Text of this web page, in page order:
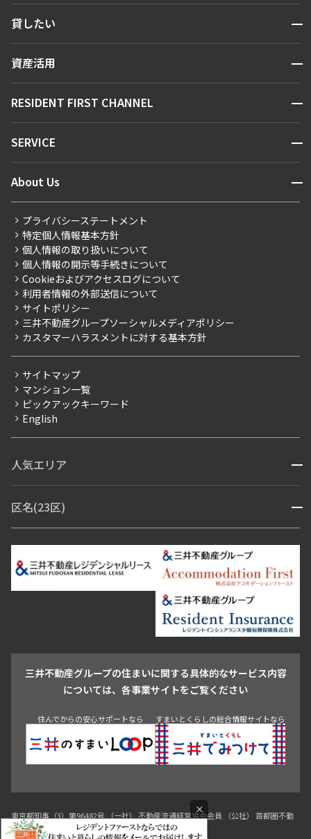
人気エリアから探す
新着情報から探す
新着募集情報
こだわりから探す
こだわり一覧
プレミアムマンション
新築
当社限定（港区・渋谷区）
当社限定（港区・渋谷区以外）
三井不動産企画
賃料改定
フリーレント
ペット可
ブランドマンション
貸したい 開閉
お問い合わせ
資産活用 開閉
お問い合わせ
RESIDENT FIRST CHANNEL 開閉
マンションレポート
住まいのコラム
SERVICE 開閉
会員ページ
ご入居・提携サービス
お部屋探しからご契約まで
よくあるご質問
社宅紹介
【仲介会社様向け】当社仲介事業部取り扱い物件入居申込
About Us 開閉
会社情報
事業案内
採用情報
ニュースリリース
お問い合わせ
プライバシーステートメント
特定個人情報基本方針
個人情報の取り扱いについて
個人情報の開示等手続きについて
Cookieおよびアクセスログについて
利用者情報の外部送信について
サイトポリシー
三井不動産グループソーシャルメディアポリシー
カスタマーハラスメントに対する基本方針
サイトマップ
マンション一覧
ピックアックキーワード
English
人気エリア 開閉
青山・表参道・原宿
市ヶ谷・神楽坂・飯田橋
三田・芝・浜松町
芝浦・汐留・品川
月島・勝どき・豊洲
本郷・春日・小石川
新宿・代々木
目白・高田馬場・早稲田
祐天寺・学芸大学・自由が丘
池袋・板橋・王子
青山 渋谷 東京・大手町 新宿 品川
目黒・中目黒
区名(23区) 開閉
江東区 台東区 墨田区
中野区
豊島区
杉並区 板橋区 練馬区 荒川区
足立区
三井不動産グループの住まいに関する具体的なサービス内容
については、各事業サイトをご覧ください
住んでからの安心サポートなら すまいとくらしの総合情報サイトなら
×